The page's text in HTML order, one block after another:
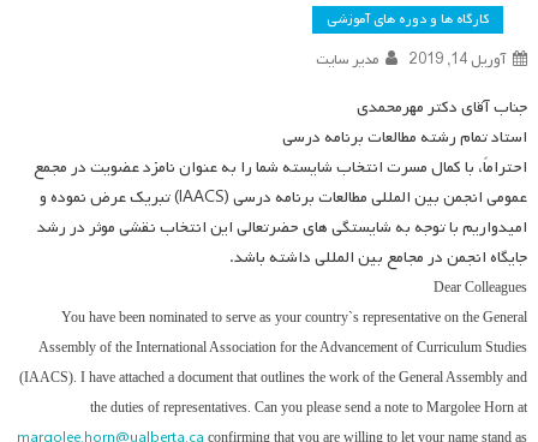
کارگاه ها و دوره های آموزشی
آوریل 14, 2019 مدیر سایت
جناب آقای دکتر مهرمحمدی
استاد تمام رشته مطالعات برنامه درسی
احتراماً، با کمال مسرت انتخاب شایسته شما را به عنوان نامزد عضویت در مجمع
عمومی انجمن بین المللی مطالعات برنامه درسی (IAACS) تبریک عرض نموده و
امیدواریم با توجه به شایستگی های حضرتعالی این انتخاب نقشی موثر در رشد
جایگاه انجمن در مجامع بین المللی داشته باشد.
Dear Colleagues
You have been nominated to serve as your country`s representative on the General
Assembly of the International Association for the Advancement of Curriculum Studies
(IAACS). I have attached a document that outlines the work of the General Assembly and
the duties of representatives. Can you please send a note to Margolee Horn at
confirming that you are willing to let your name stand as